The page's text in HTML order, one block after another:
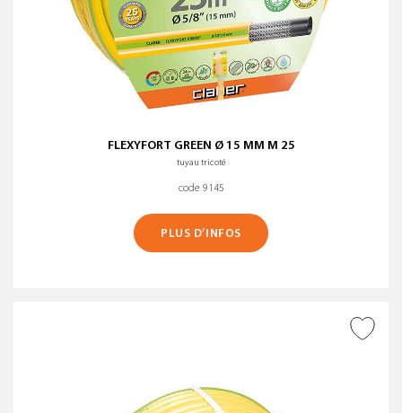
FLEXYFORT GREEN Ø 15 MM M 25
tuyau tricoté
code 9145
PLUS D’INFOS